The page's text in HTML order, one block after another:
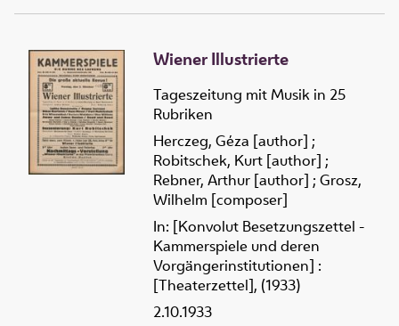
Wiener Illustrierte
Tageszeitung mit Musik in 25
Rubriken
Herczeg, Géza [author] ;
Robitschek, Kurt [author] ;
Rebner, Arthur [author] ; Grosz,
Wilhelm [composer]
In: [Konvolut Besetzungszettel -
Kammerspiele und deren
Vorgängerinstitutionen] :
[Theaterzettel], (1933)
2.10.1933